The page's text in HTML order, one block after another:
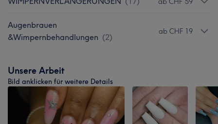
Augenbrauen
&Wimpernbehandlungen (2)
ab CHF 19
Unsere Arbeit
Bild anklicken für weitere Details